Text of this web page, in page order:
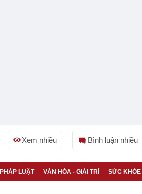
Xem nhiều Bình luận nhiều
PHÁP LUẬT VĂN HÓA - GIẢI TRÍ SỨC KHỎE